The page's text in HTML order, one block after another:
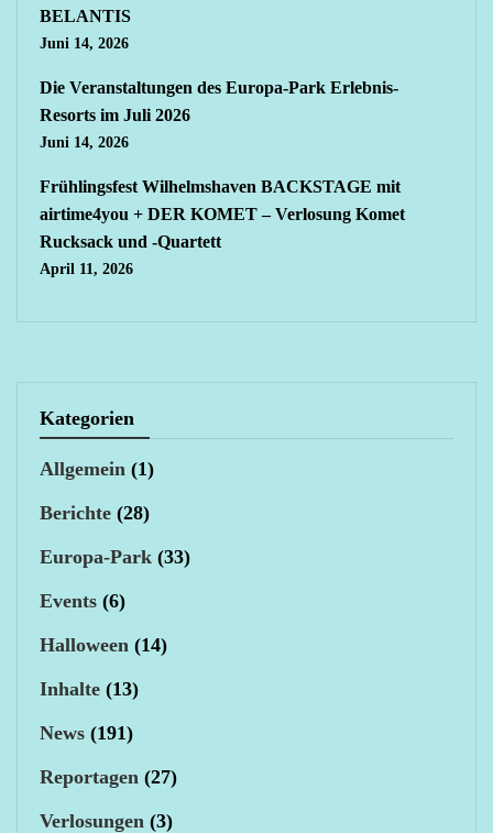
BELANTIS
Juni 14, 2026
Die Veranstaltungen des Europa-Park Erlebnis-
Resorts im Juli 2026
Juni 14, 2026
Frühlingsfest Wilhelmshaven BACKSTAGE mit
airtime4you + DER KOMET – Verlosung Komet
Rucksack und -Quartett
April 11, 2026
Kategorien
Allgemein (1)
Berichte (28)
Europa-Park (33)
Events (6)
Halloween (14)
Inhalte (13)
News (191)
Reportagen (27)
Verlosungen (3)